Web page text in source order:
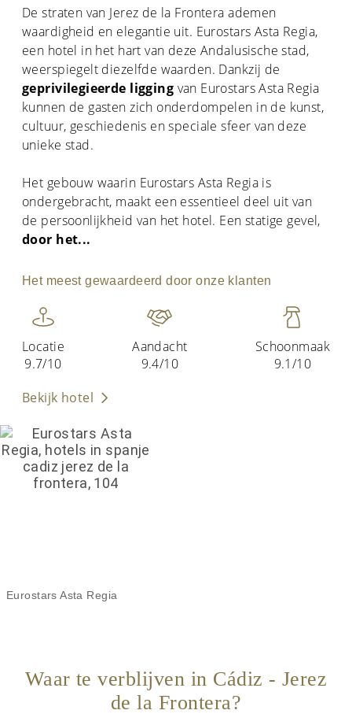
De straten van Jerez de la Frontera ademen
waardigheid en elegantie uit. Eurostars Asta Regia,
een hotel in het hart van deze Andalusische stad,
weerspiegelt diezelfde waarden. Dankzij de
geprivilegieerde ligging van Eurostars Asta Regia
kunnen de gasten zich onderdompelen in de kunst,
cultuur, geschiedenis en speciale sfeer van deze
unieke stad.
Het gebouw waarin Eurostars Asta Regia is
ondergebracht, maakt een essentieel deel uit van
de persoonlijkheid van het hotel. Een statige gevel,
door het...
Het meest gewaardeerd door onze klanten
Locatie
9.7/10
Aandacht
9.4/10
Schoonmaak
9.1/10
Bekijk hotel
Eurostars Asta Regia
Waar te verblijven in Cádiz - Jerez
de la Frontera?